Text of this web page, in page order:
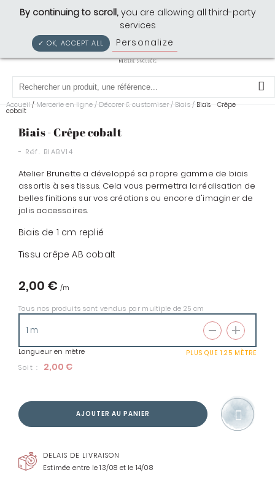
Cousette: Mercerie Singulière
Accueil /Mercerie en ligne/Décorer & customiser/Biais/Biais - Crêpe
cobalt
Biais - Crêpe cobalt
- Réf. BIABV14
Atelier Brunette a développé sa propre gamme de biais
assortis à ses tissus. Cela vous permettra la réalisation de
belles finitions sur vos créations ou encore d'imaginer de
jolis accessoires.
Biais de 1 cm replié
Tissu crêpe AB cobalt
2,00 €
Tous nos produits sont vendus par multiple de 25 cm
Longueur en mètre PLUS QUE 1.25 MÈTRE
Soit : 2,00 €
AJOUTER AU PANIER
DELAIS DE LIVRAISON
Estimée entre le 13/08 et le 14/08
By continuing to scroll,you are allowing all third-party
services
✓ OK, ACCEPT ALL Personalize